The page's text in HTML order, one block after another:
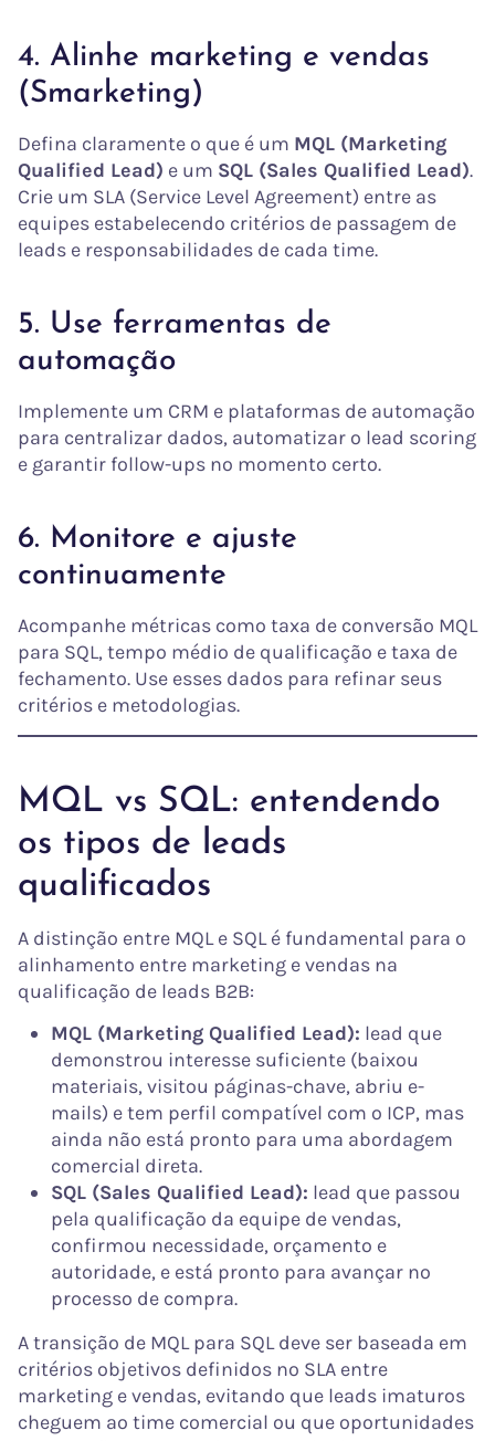
4. Alinhe marketing e vendas
(Smarketing)
Defina claramente o que é um MQL (Marketing
Qualified Lead) e um SQL (Sales Qualified Lead).
Crie um SLA (Service Level Agreement) entre as
equipes estabelecendo critérios de passagem de
leads e responsabilidades de cada time.
5. Use ferramentas de
automação
Implemente um CRM e plataformas de automação
para centralizar dados, automatizar o lead scoring
e garantir follow-ups no momento certo.
6. Monitore e ajuste
continuamente
Acompanhe métricas como taxa de conversão MQL
para SQL, tempo médio de qualificação e taxa de
fechamento. Use esses dados para refinar seus
critérios e metodologias.
MQL vs SQL: entendendo
os tipos de leads
qualificados
A distinção entre MQL e SQL é fundamental para o
alinhamento entre marketing e vendas na
qualificação de leads B2B:
MQL (Marketing Qualified Lead): lead que
demonstrou interesse suficiente (baixou
materiais, visitou páginas-chave, abriu e-
mails) e tem perfil compatível com o ICP, mas
ainda não está pronto para uma abordagem
comercial direta.
SQL (Sales Qualified Lead): lead que passou
pela qualificação da equipe de vendas,
confirmou necessidade, orçamento e
autoridade, e está pronto para avançar no
processo de compra.
A transição de MQL para SQL deve ser baseada em
critérios objetivos definidos no SLA entre
marketing e vendas, evitando que leads imaturos
cheguem ao time comercial ou que oportunidades